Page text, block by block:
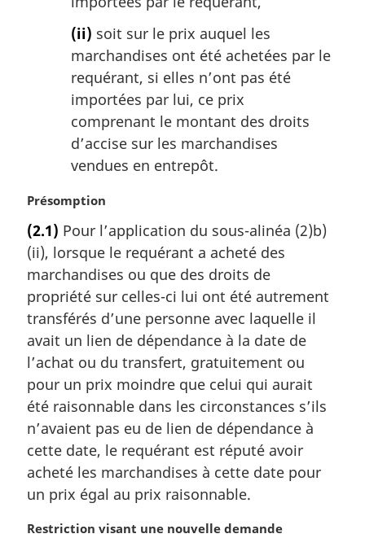
(ii) soit sur le prix auquel les
marchandises ont été achetées par le
requérant, si elles n’ont pas été
importées par lui, ce prix
comprenant le montant des droits
d’accise sur les marchandises
vendues en entrepôt.
N
t
e
m
r
g
i
n
a
l
e
:
Présomption
(2.1) Pour l’application du sous-alinéa (2)b)
(ii), lorsque le requérant a acheté des
marchandises ou que des droits de
propriété sur celles-ci lui ont été autrement
transférés d’une personne avec laquelle il
avait un lien de dépendance à la date de
l’achat ou du transfert, gratuitement ou
pour un prix moindre que celui qui aurait
été raisonnable dans les circonstances s’ils
n’avaient pas eu de lien de dépendance à
cette date, le requérant est réputé avoir
acheté les marchandises à cette date pour
un prix égal au prix raisonnable.
N
Restriction visant une nouvelle demande